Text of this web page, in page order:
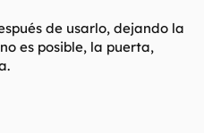
de usarlo, dejando la
es posible, la puerta,